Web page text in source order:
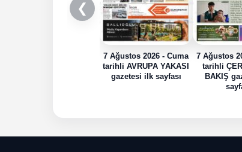
❮
7 Ağustos 2026 - Cuma
tarihli AVRUPA YAKASI
gazetesi ilk sayfası
7 Ağustos
tarihli
BAKIŞ